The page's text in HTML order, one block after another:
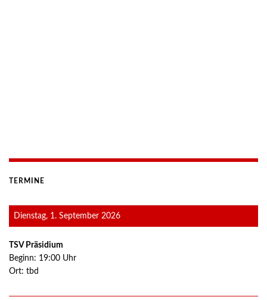
TERMINE
Dienstag, 1. September 2026
TSV Präsidium
Beginn: 19:00 Uhr
Ort: tbd